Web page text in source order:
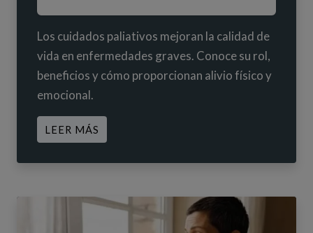
Los cuidados paliativos mejoran la calidad de
vida en enfermedades graves. Conoce su rol,
beneficios y cómo proporcionan alivio físico y
emocional.
LEER MÁS